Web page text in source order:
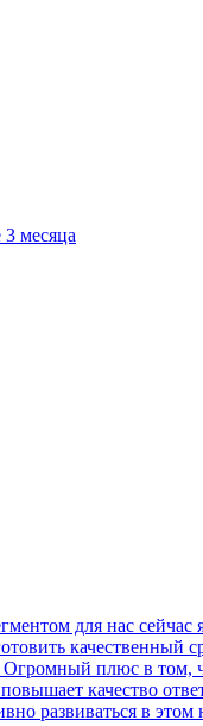
месяца
для нас
Огромный плюс в
качество
развиваться в этом